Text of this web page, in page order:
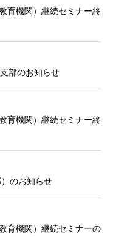
育機関）継続セミナー終
部のお知らせ
育機関）継続セミナー終
のお知らせ
育機関）継続セミナーの